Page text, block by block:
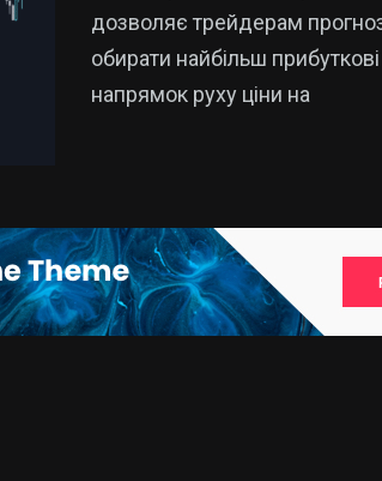
дозволяє трейдерам
обирати найбільш прибуткові
напрямок руху ціни на